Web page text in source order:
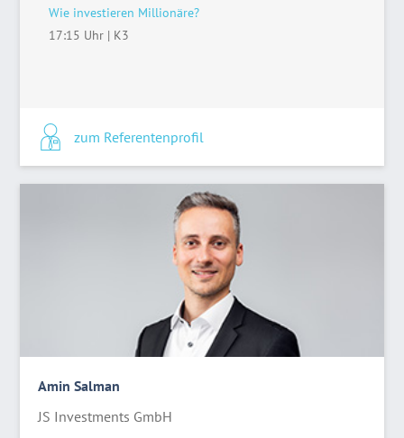
Wie investieren Millionäre?
17:15 Uhr | K3
zum Referentenprofil
Amin Salman
JS Investments GmbH